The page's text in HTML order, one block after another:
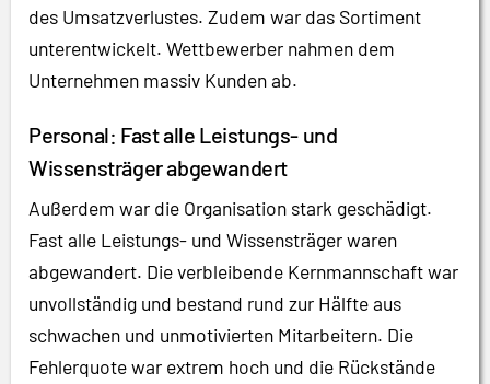
des Umsatzverlustes. Zudem war das Sortiment
unterentwickelt. Wettbewerber nahmen dem
Unternehmen massiv Kunden ab.
Personal: Fast alle Leistungs- und
Wissensträger abgewandert
Außerdem war die Organisation stark geschädigt.
Fast alle Leistungs- und Wissensträger waren
abgewandert. Die verbleibende Kernmannschaft war
unvollständig und bestand rund zur Hälfte aus
schwachen und unmotivierten Mitarbeitern. Die
Fehlerquote war extrem hoch und die Rückstände